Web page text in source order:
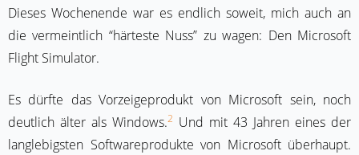
Dieses Wochenende war es endlich soweit, mich auch an
die vermeintlich “härteste Nuss” zu wagen: Den Microsoft
Flight Simulator.
Es dürfte das Vorzeigeprodukt von Microsoft sein, noch
deutlich älter als Windows.2 Und mit 43 Jahren eines der
langlebigsten Softwareprodukte von Microsoft überhaupt.